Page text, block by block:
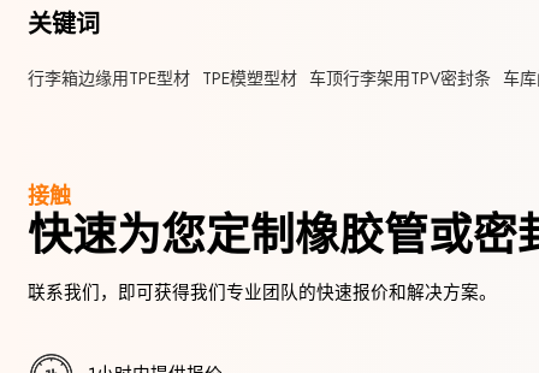
关键词
行李箱边缘用TPE型材 TPE模塑型材 车顶行李架用TPV密封条 车
接触
快速为您定制橡胶管或密
联系我们，即可获得我们专业团队的快速报价和解决方案。